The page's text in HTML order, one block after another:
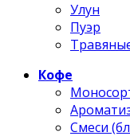
Улун
Пуэр
Кофе
Смеси